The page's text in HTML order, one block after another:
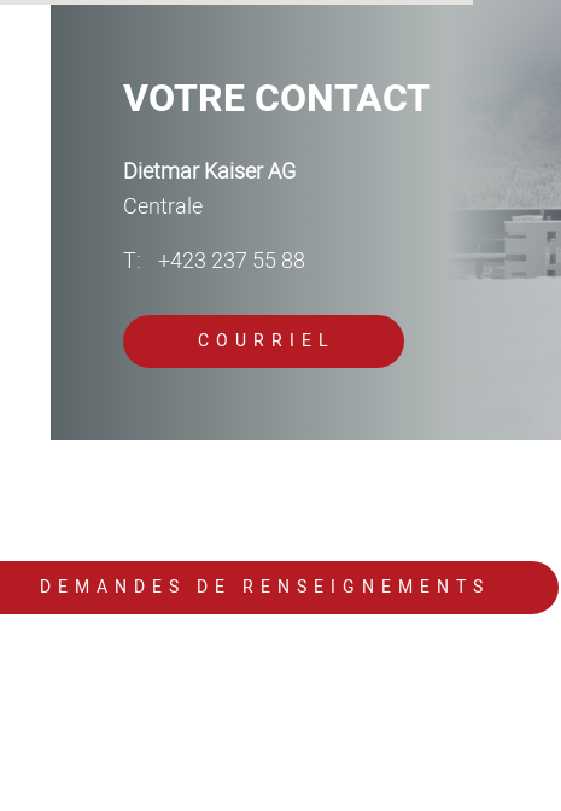
VOTRE CONTACT
Dietmar Kaiser AG
Centrale
T: +423 237 55 88
COURRIEL
DEMANDES DE RENSEIGNEMENTS